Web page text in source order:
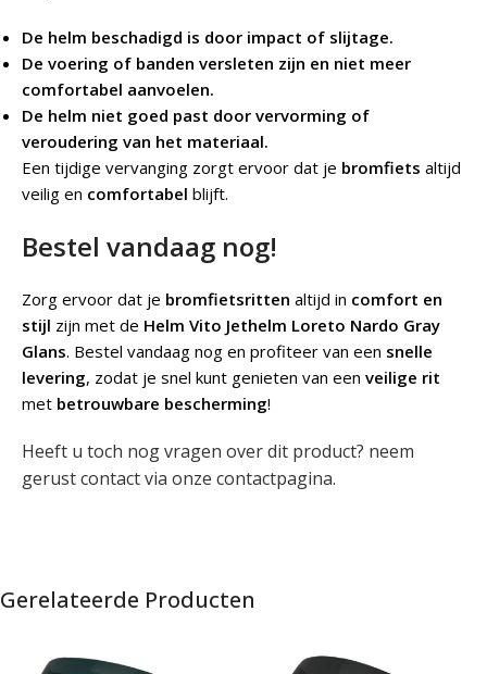
De helm beschadigd is door impact of slijtage.
De voering of banden versleten zijn en niet meer
comfortabel aanvoelen.
De helm niet goed past door vervorming of
veroudering van het materiaal.
Een tijdige vervanging zorgt ervoor dat je bromfiets altijd
veilig en comfortabel blijft.
Bestel vandaag nog!
Zorg ervoor dat je bromfietsritten altijd in comfort en
stijl zijn met de Helm Vito Jethelm Loreto Nardo Gray
Glans. Bestel vandaag nog en profiteer van een snelle
levering, zodat je snel kunt genieten van een veilige rit
met betrouwbare bescherming!
Heeft u toch nog vragen over dit product? neem
gerust contact via onze contactpagina.
Gerelateerde Producten